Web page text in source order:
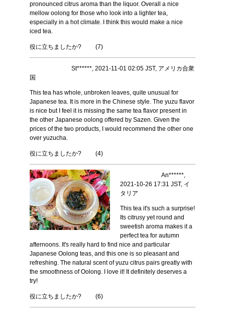
pronounced citrus aroma than the liquor. Overall a nice
mellow oolong for those who look into a lighter tea,
especially in a hot climate. I think this would make a nice
iced tea.
役に立ちましたか? (7)
St******, 2021-11-01 02:05 JST, アメリカ合衆
国
This tea has whole, unbroken leaves, quite unusual for
Japanese tea. It is more in the Chinese style. The yuzu flavor
is nice but I feel it is missing the same tea flavor present in
the other Japanese oolong offered by Sazen. Given the
prices of the two products, I would recommend the other one
over yuzucha.
役に立ちましたか? (4)
An******,
2021-10-26 17:31 JST, イ
タリア
This tea it's such a surprise!
Its citrusy yet round and
sweetish aroma makes it a
perfect tea for autumn
afternoons. It's really hard to find nice and particular
Japanese Oolong teas, and this one is so pleasant and
refreshing. The natural scent of yuzu citrus pairs greatly with
the smoothness of Oolong. I love it! It definitely deserves a
try!
役に立ちましたか? (6)